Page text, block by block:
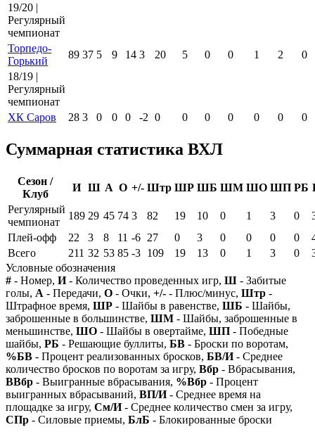
19/20 |
Регулярный
чемпионат
Торпедо-
Горький
89 37 5 9 14 3 20 5 0 0 1 2
0
18/19 |
Регулярный
чемпионат
ХК Саров
28 3 0 0 0 -2 0 0 0 0 0 0 0
Суммарная статистика ВХЛ
Сезон /
Клуб
И Ш А О +/- Штр ШР ШБ ШМ ШО ШП РБ
Регулярный
чемпионат
189 29 45 74 3 82 19 10 0 1 3 0
Плей-офф
22 3 8 11 -6 27 0 3 0 0 0 0
Всего
211 32 53 85 -3 109 19 13 0 1 3 0
Условные обозначения
# - Номер, И- Количество проведенных игр, Ш - Забитые
голы, А - Передачи, О - Очки, +/- - Плюс/минус, Штр -
Штрафное время, ШР - Шайбы в равенстве, ШБ - Шайбы,
заброшенные в большинстве, ШМ - Шайбы, заброшенные в
меньшинстве, ШО - Шайбы в овертайме, ШП - Победные
шайбы, РБ - Решающие буллиты, БВ - Броски по воротам,
%БВ - Процент реализованных бросков, БВ/И- Среднее
количество бросков по воротам за игру, Вбр - Вбрасывания,
ВВбр - Выигранные вбрасывания, %Вбр - Процент
выигранных вбрасываний, ВП/И- Среднее время на
площадке за игру, См/И- Среднее количество смен за игру,
СПр - Силовые приемы, БлБ - Блокированные броски